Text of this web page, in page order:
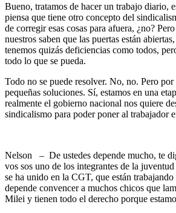
Bueno, tratamos de hacer un trabajo diario,
piensa que tiene otro concepto del
de corregir esas cosas para afuera, ¿no?
nuestros saben que las puertas están
tenemos quizás deficiencias como todos,
todo lo que se pueda.
Todo no se puede resolver. No, no. Pero
pequeñas soluciones. Sí, estamos en una
realmente el gobierno nacional nos quiere
sindicalismo para poder poner al trabajador
Nelson – De ustedes depende mucho, te
vos sos uno de los integrantes de la
se ha unido en la CGT, que están
depende convencer a muchos chicos que
Milei y tienen todo el derecho porque